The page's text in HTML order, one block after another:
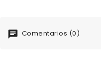
Comentarios (0)